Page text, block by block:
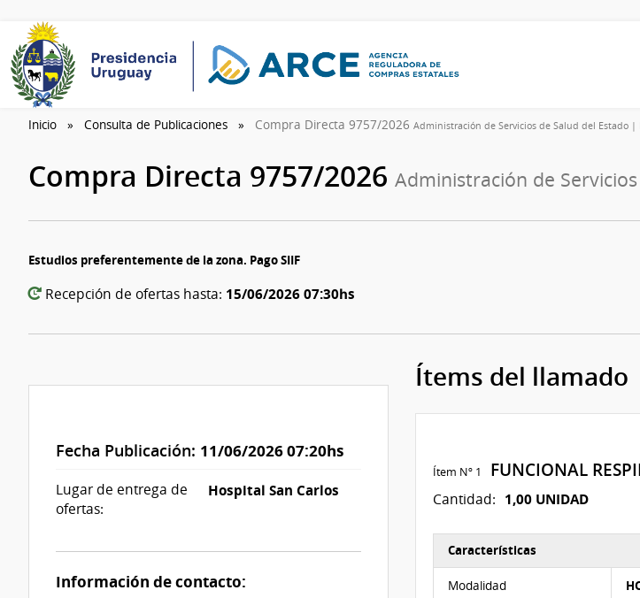
Inicio Consulta de Publicaciones Compra Directa 9757/2026 Administración de Servicios de Salud del Estado |
Compra Directa 9757/2026 Administración de
Estudios preferentemente de la zona. Pago SIIF
Recepción de ofertas hasta: 15/06/2026 07:30hs
Fecha Publicación: 11/06/2026 07:20hs
Lugar de entrega de
ofertas:
Hospital San Carlos
Información de contacto:
Ítems del llamado
Ítem Nº 1 FUNCIONAL
Cantidad: 1,00 UNIDAD
Características
Modalidad